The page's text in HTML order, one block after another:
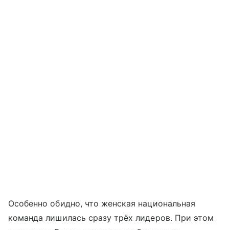
Особенно обидно, что женская национальная
команда лишилась сразу трёх лидеров. При этом